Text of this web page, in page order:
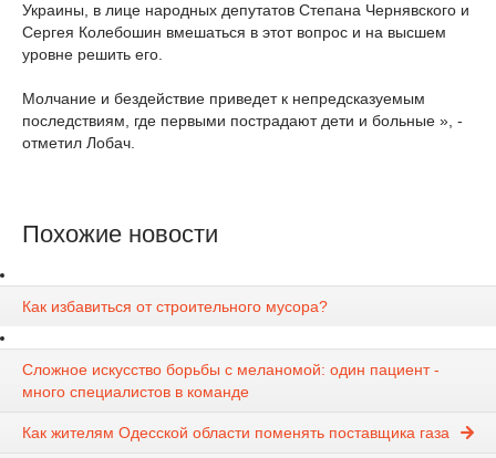
Украины, в лице народных депутатов Степана Чернявского и
Сергея Колебошин вмешаться в этот вопрос и на высшем
уровне решить его.
Молчание и бездействие приведет к непредсказуемым
последствиям, где первыми пострадают дети и больные », -
отметил Лобач.
Похожие новости
Как избавиться от строительного мусора?
Сложное искусство борьбы с меланомой: один пациент -
много специалистов в команде
Как жителям Одесской области поменять поставщика газа